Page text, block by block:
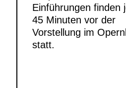
Einführungen finden
45 Minuten vor der
Vorstellung im
statt.